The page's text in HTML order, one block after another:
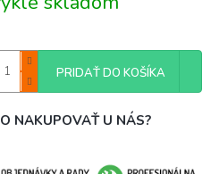
PRIDAŤ DO KOŠÍKA
NAKUPOVAŤ U NÁS?